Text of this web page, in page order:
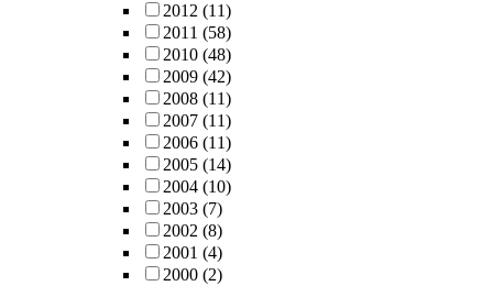
2012 (11)
2011 (58)
2010 (48)
2009 (42)
2008 (11)
2007 (11)
2006 (11)
2005 (14)
2004 (10)
2003 (7)
2002 (8)
2001 (4)
2000 (2)